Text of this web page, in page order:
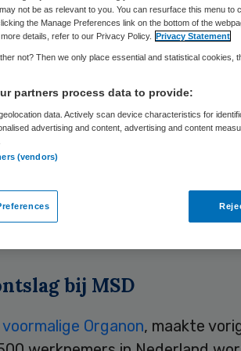
Radboud Universiteit (RU)
St. Radboud (UMC) willen
bij farmaceutisch bedrijf MSD in
van een eigen bedrijf. De
anders belangrijk onderzoek
bij MSD
Organon, maakte
not be as relevant to you. You can resurface this menu to
the Manage Preferences link on the bottom of the
details, refer to our Privacy Policy.
Privacy Statement
not? Then we only place essential and statistical cookies,
partners process data to provide:
data. Actively scan device characteristics for
advertising and content, advertising and content
(vendors)